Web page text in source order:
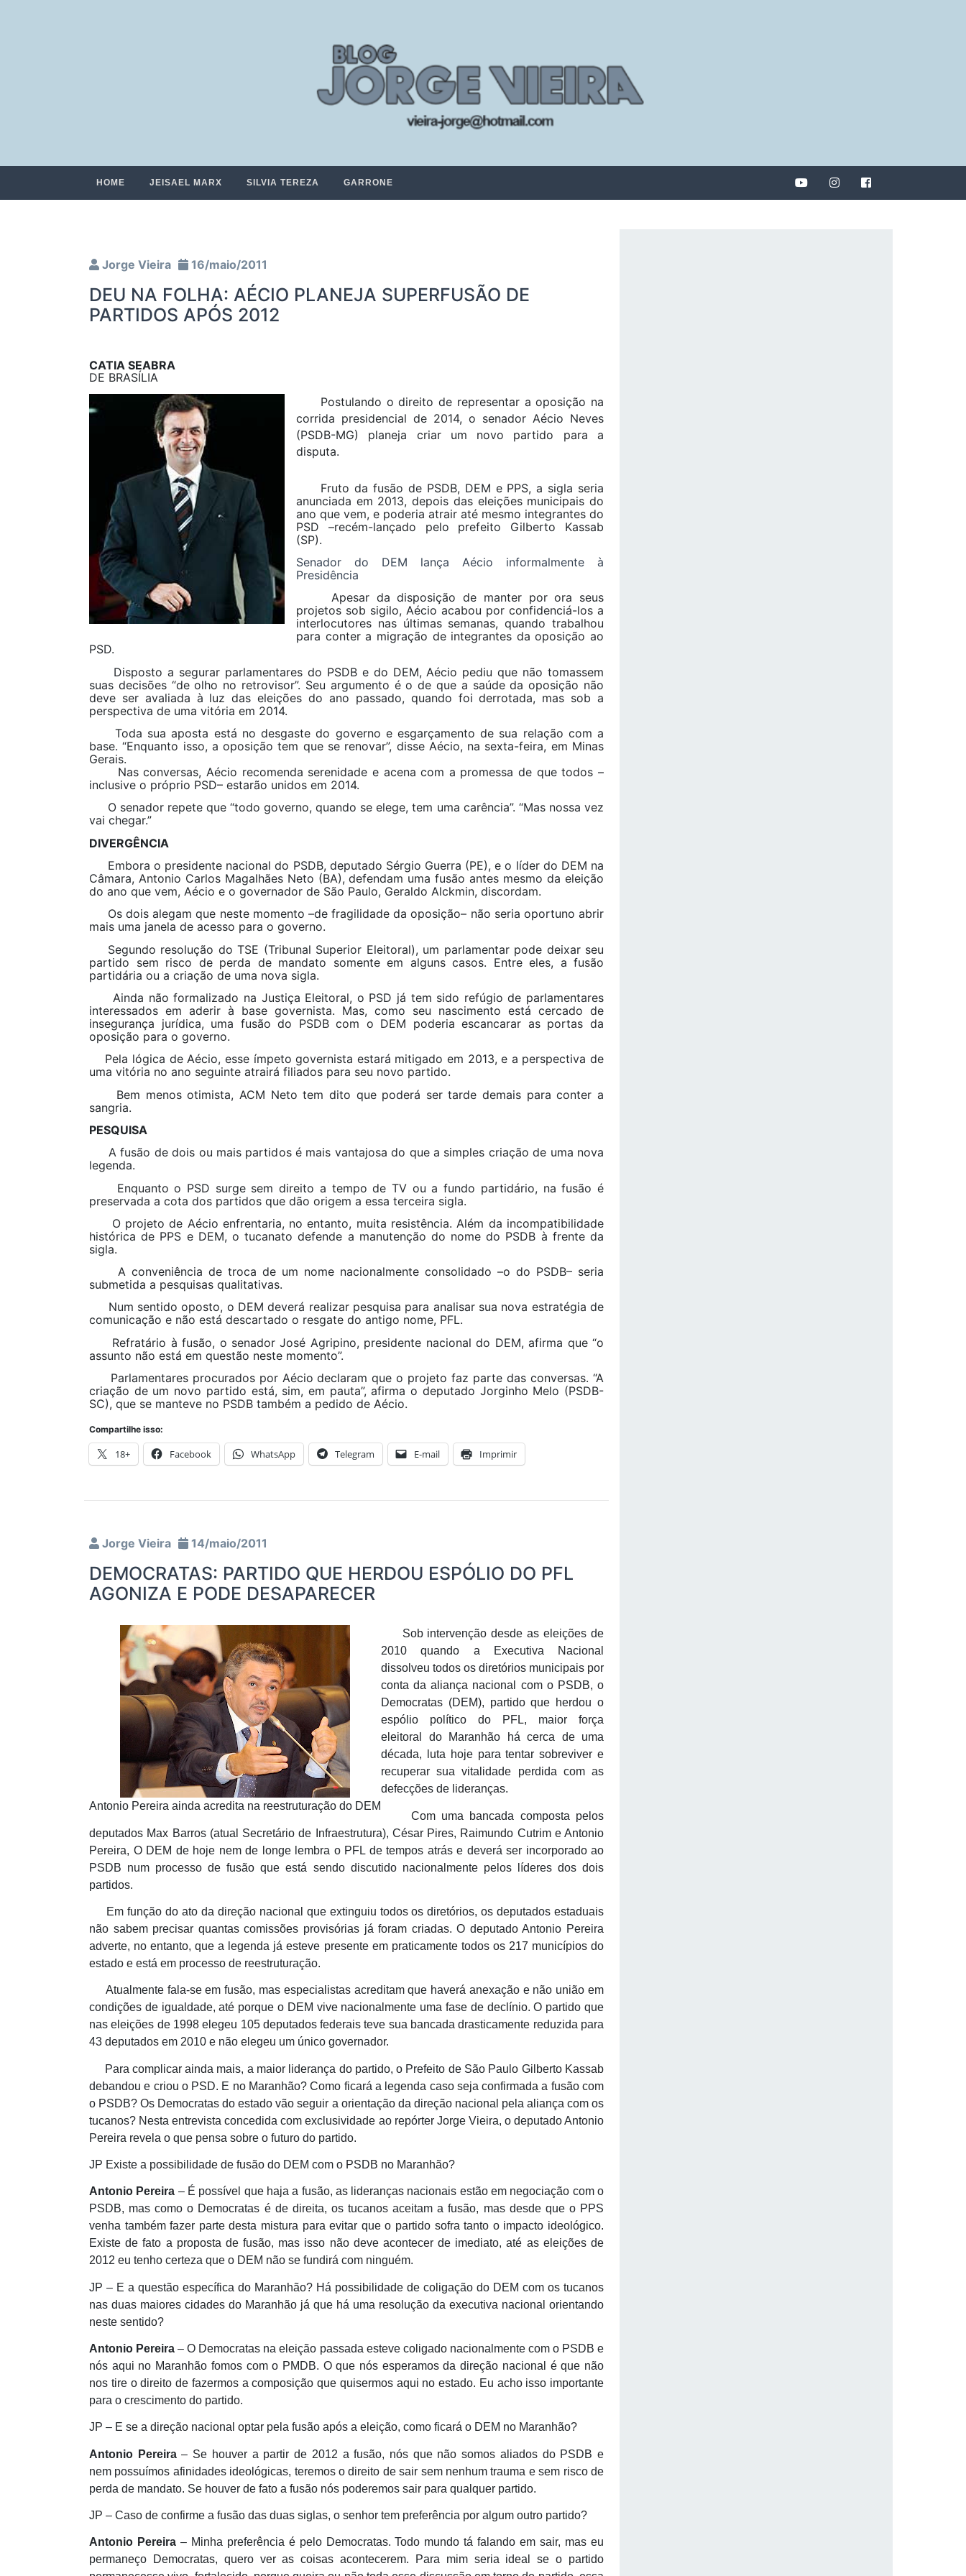
HOME JEISAEL MARX SILVIA TEREZA GARRONE
Jorge Vieira 16/maio/2011
DEU NA FOLHA: AÉCIO PLANEJA SUPERFUSÃO DE
PARTIDOS APÓS 2012
CATIA SEABRA
DE BRASÍLIA
Postulando o direito de representar a oposição na
corrida presidencial de 2014, o senador Aécio Neves
(PSDB-MG) planeja criar um novo partido para a
disputa.
Fruto da fusão de PSDB, DEM e PPS, a sigla seria
anunciada em 2013, depois das eleições municipais do
ano que vem, e poderia atrair até mesmo integrantes do
PSD –recém-lançado pelo prefeito Gilberto Kassab
(SP).
Senador do DEM lança Aécio informalmente à
Presidência
Apesar da disposição de manter por ora seus
projetos sob sigilo, Aécio acabou por confidenciá-los a
interlocutores nas últimas semanas, quando trabalhou
para conter a migração de integrantes da oposição ao
PSD.
Disposto a segurar parlamentares do PSDB e do DEM, Aécio pediu que não tomassem
suas decisões “de olho no retrovisor”. Seu argumento é o de que a saúde da oposição não
deve ser avaliada à luz das eleições do ano passado, quando foi derrotada, mas sob a
perspectiva de uma vitória em 2014.
Toda sua aposta está no desgaste do governo e esgarçamento de sua relação com a
base. “Enquanto isso, a oposição tem que se renovar”, disse Aécio, na sexta-feira, em Minas
Gerais.
Nas conversas, Aécio recomenda serenidade e acena com a promessa de que todos –
inclusive o próprio PSD– estarão unidos em 2014.
O senador repete que “todo governo, quando se elege, tem uma carência”. “Mas nossa vez
vai chegar.”
DIVERGÊNCIA
Embora o presidente nacional do PSDB, deputado Sérgio Guerra (PE), e o líder do DEM na
Câmara, Antonio Carlos Magalhães Neto (BA), defendam uma fusão antes mesmo da eleição
do ano que vem, Aécio e o governador de São Paulo, Geraldo Alckmin, discordam.
Os dois alegam que neste momento –de fragilidade da oposição– não seria oportuno abrir
mais uma janela de acesso para o governo.
Segundo resolução do TSE (Tribunal Superior Eleitoral), um parlamentar pode deixar seu
partido sem risco de perda de mandato somente em alguns casos. Entre eles, a fusão
partidária ou a criação de uma nova sigla.
Ainda não formalizado na Justiça Eleitoral, o PSD já tem sido refúgio de parlamentares
interessados em aderir à base governista. Mas, como seu nascimento está cercado de
insegurança jurídica, uma fusão do PSDB com o DEM poderia escancarar as portas da
oposição para o governo.
Pela lógica de Aécio, esse ímpeto governista estará mitigado em 2013, e a perspectiva de
uma vitória no ano seguinte atrairá filiados para seu novo partido.
Bem menos otimista, ACM Neto tem dito que poderá ser tarde demais para conter a
sangria.
PESQUISA
A fusão de dois ou mais partidos é mais vantajosa do que a simples criação de uma nova
legenda.
Enquanto o PSD surge sem direito a tempo de TV ou a fundo partidário, na fusão é
preservada a cota dos partidos que dão origem a essa terceira sigla.
O projeto de Aécio enfrentaria, no entanto, muita resistência. Além da incompatibilidade
histórica de PPS e DEM, o tucanato defende a manutenção do nome do PSDB à frente da
sigla.
A conveniência de troca de um nome nacionalmente consolidado –o do PSDB– seria
submetida a pesquisas qualitativas.
Num sentido oposto, o DEM deverá realizar pesquisa para analisar sua nova estratégia de
comunicação e não está descartado o resgate do antigo nome, PFL.
Refratário à fusão, o senador José Agripino, presidente nacional do DEM, afirma que “o
assunto não está em questão neste momento”.
Parlamentares procurados por Aécio declaram que o projeto faz parte das conversas. “A
criação de um novo partido está, sim, em pauta”, afirma o deputado Jorginho Melo (PSDB-
SC), que se manteve no PSDB também a pedido de Aécio.
Compartilhe isso:
18+ Facebook WhatsApp Telegram E-mail Imprimir
Jorge Vieira 14/maio/2011
DEMOCRATAS: PARTIDO QUE HERDOU ESPÓLIO DO PFL
AGONIZA E PODE DESAPARECER
Antonio Pereira ainda acredita na reestruturação do DEM
Sob intervenção desde as eleições de
2010 quando a Executiva Nacional
dissolveu todos os diretórios municipais por
conta da aliança nacional com o PSDB, o
Democratas (DEM), partido que herdou o
espólio político do PFL, maior força
eleitoral do Maranhão há cerca de uma
década, luta hoje para tentar sobreviver e
recuperar sua vitalidade perdida com as
defecções de lideranças.
Com uma bancada composta pelos
deputados Max Barros (atual Secretário de Infraestrutura), César Pires, Raimundo Cutrim e Antonio
Pereira, O DEM de hoje nem de longe lembra o PFL de tempos atrás e deverá ser incorporado ao
PSDB num processo de fusão que está sendo discutido nacionalmente pelos líderes dos dois
partidos.
Em função do ato da direção nacional que extinguiu todos os diretórios, os deputados estaduais
não sabem precisar quantas comissões provisórias já foram criadas. O deputado Antonio Pereira
adverte, no entanto, que a legenda já esteve presente em praticamente todos os 217 municípios do
estado e está em processo de reestruturação.
Atualmente fala-se em fusão, mas especialistas acreditam que haverá anexação e não união em
condições de igualdade, até porque o DEM vive nacionalmente uma fase de declínio. O partido que
nas eleições de 1998 elegeu 105 deputados federais teve sua bancada drasticamente reduzida para
43 deputados em 2010 e não elegeu um único governador.
Para complicar ainda mais, a maior liderança do partido, o Prefeito de São Paulo Gilberto Kassab
debandou e criou o PSD. E no Maranhão? Como ficará a legenda caso seja confirmada a fusão com
o PSDB? Os Democratas do estado vão seguir a orientação da direção nacional pela aliança com os
tucanos? Nesta entrevista concedida com exclusividade ao repórter Jorge Vieira, o deputado Antonio
Pereira revela o que pensa sobre o futuro do partido.
JP Existe a possibilidade de fusão do DEM com o PSDB no Maranhão?
Antonio Pereira – É possível que haja a fusão, as lideranças nacionais estão em negociação com o
PSDB, mas como o Democratas é de direita, os tucanos aceitam a fusão, mas desde que o PPS
venha também fazer parte desta mistura para evitar que o partido sofra tanto o impacto ideológico.
Existe de fato a proposta de fusão, mas isso não deve acontecer de imediato, até as eleições de
2012 eu tenho certeza que o DEM não se fundirá com ninguém.
JP – E a questão específica do Maranhão? Há possibilidade de coligação do DEM com os tucanos
nas duas maiores cidades do Maranhão já que há uma resolução da executiva nacional orientando
neste sentido?
Antonio Pereira – O Democratas na eleição passada esteve coligado nacionalmente com o PSDB e
nós aqui no Maranhão fomos com o PMDB. O que nós esperamos da direção nacional é que não
nos tire o direito de fazermos a composição que quisermos aqui no estado. Eu acho isso importante
para o crescimento do partido.
JP – E se a direção nacional optar pela fusão após a eleição, como ficará o DEM no Maranhão?
Antonio Pereira– Se houver a partir de 2012 a fusão, nós que não somos aliados do PSDB e
nem possuímos afinidades ideológicas, teremos o direito de sair sem nenhum trauma e sem risco de
perda de mandato. Se houver de fato a fusão nós poderemos sair para qualquer partido.
JP – Caso de confirme a fusão das duas siglas, o senhor tem preferência por algum outro partido?
Antonio Pereira– Minha preferência é pelo Democratas. Todo mundo tá falando em sair, mas eu
permaneço Democratas, quero ver as coisas acontecerem. Para mim seria ideal se o partido